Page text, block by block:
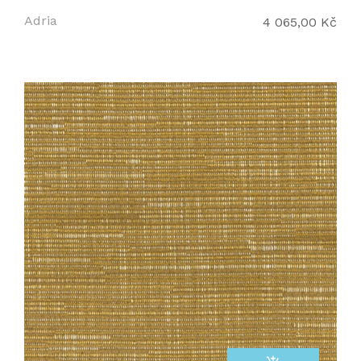
Adria 4 065,00 Kč